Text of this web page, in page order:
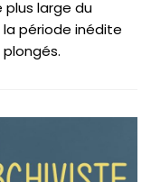
plus large du
période inédite